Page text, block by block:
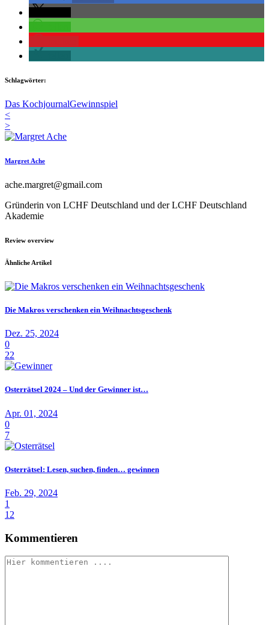
Schlagwörter:
Das KochjournalGewinnspiel
<
>
Margret Ache
ache.margret@gmail.com
Gründerin von LCHF Deutschland und der LCHF Deutschland
Akademie
Review overview
Ähnliche Artikel
Die Makros verschenken ein Weihnachtsgeschenk
Dez. 25, 2024
0
22
Osterrätsel 2024 – Und der Gewinner ist…
Apr. 01, 2024
0
7
Osterrätsel: Lesen, suchen, finden… gewinnen
Feb. 29, 2024
1
12
Kommentieren